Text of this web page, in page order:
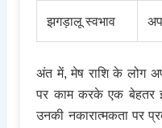
झगड़ालू स्वभाव
अंत में, मेष राशि के लोग
पर काम करके एक बेहतर
उनकी नकारात्मकता पर